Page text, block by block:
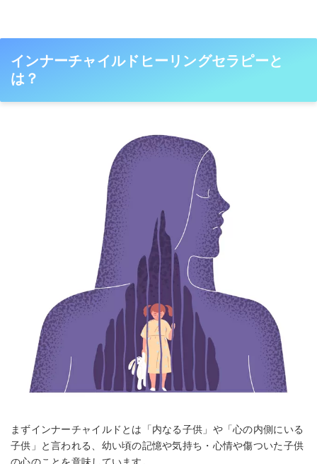
インナーチャイルドヒーリングセラピーと
は？
まずインナーチャイルドとは「内なる子供」や「心の内側にいる
子供」と言われる、幼い頃の記憶や気持ち・心情や傷ついた子供
の心のことを意味しています。